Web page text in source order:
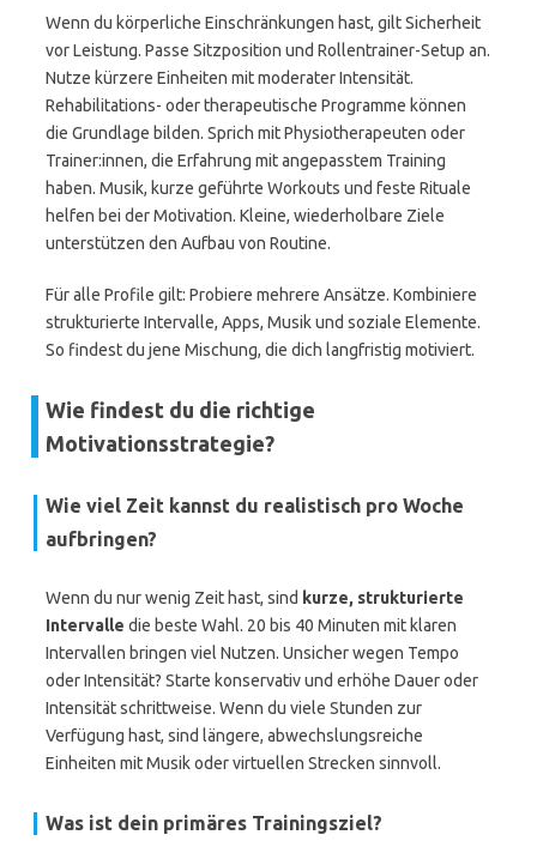
Wenn du körperliche Einschränkungen hast, gilt Sicherheit
vor Leistung. Passe Sitzposition und Rollentrainer-Setup an.
Nutze kürzere Einheiten mit moderater Intensität.
Rehabilitations- oder therapeutische Programme können
die Grundlage bilden. Sprich mit Physiotherapeuten oder
Trainer:innen, die Erfahrung mit angepasstem Training
haben. Musik, kurze geführte Workouts und feste Rituale
helfen bei der Motivation. Kleine, wiederholbare Ziele
unterstützen den Aufbau von Routine.
Für alle Profile gilt: Probiere mehrere Ansätze. Kombiniere
strukturierte Intervalle, Apps, Musik und soziale Elemente.
So findest du jene Mischung, die dich langfristig motiviert.
Wie findest du die richtige
Motivationsstrategie?
Wie viel Zeit kannst du realistisch pro Woche
aufbringen?
Wenn du nur wenig Zeit hast, sind kurze, strukturierte
Intervalle die beste Wahl. 20 bis 40 Minuten mit klaren
Intervallen bringen viel Nutzen. Unsicher wegen Tempo
oder Intensität? Starte konservativ und erhöhe Dauer oder
Intensität schrittweise. Wenn du viele Stunden zur
Verfügung hast, sind längere, abwechslungsreiche
Einheiten mit Musik oder virtuellen Strecken sinnvoll.
Was ist dein primäres Trainingsziel?